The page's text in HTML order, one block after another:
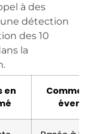
à des
détection
des 10
la
en